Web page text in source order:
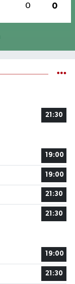
0 0
21:30
19:00
19:00
21:30
21:30
19:00
21:30